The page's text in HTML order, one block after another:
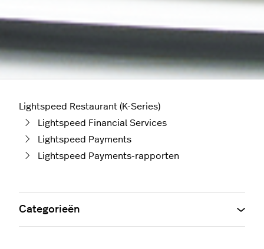
Lightspeed Restaurant (K-Series)
Lightspeed Financial Services
Lightspeed Payments
Lightspeed Payments-rapporten
Categorieën